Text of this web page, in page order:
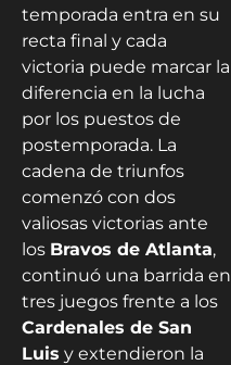
temporada entra en su
recta final y cada
victoria puede marcar la
diferencia en la lucha
por los puestos de
postemporada. La
cadena de triunfos
comenzó con dos
valiosas victorias ante
los Bravos de Atlanta,
continuó una barrida en
tres juegos frente a los
Cardenales de San
Luis y extendieron la